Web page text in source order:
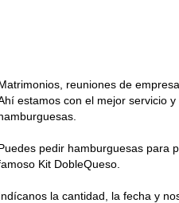
reuniones de
estamos con el mejor servicio
pedir hamburguesas para
Kit DobleQueso.
la cantidad, la fecha y